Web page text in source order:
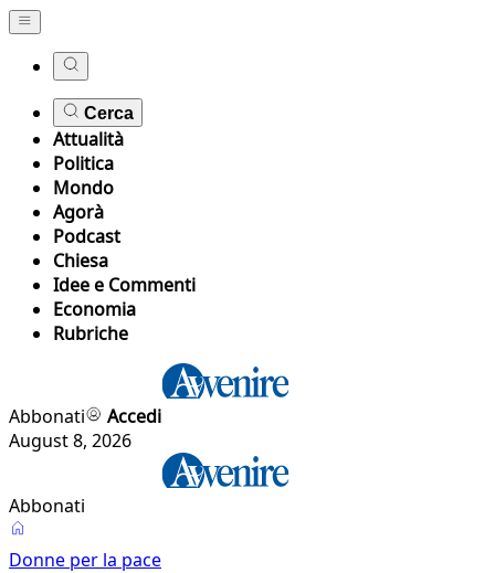
Cerca
Attualità
Politica
Mondo
Agorà
Podcast
Chiesa
Idee e Commenti
Economia
Rubriche
Abbonati
Accedi
August 8, 2026
Abbonati
Donne per la pace